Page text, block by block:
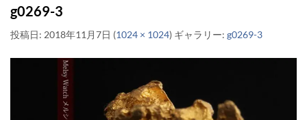
g0269-3
投稿日: 2018年11月7日 (1024 × 1024) ギャラリー: g0269-3